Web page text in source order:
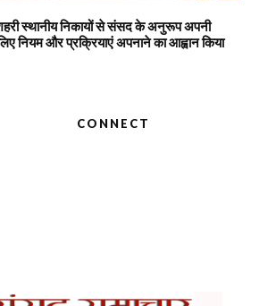
स्थानीय निकायों से संसद के अनुरूप अपनी
नियम और प्रक्रियाएं अपनाने का आह्वान किया
CONNECT